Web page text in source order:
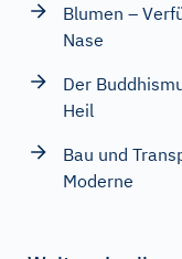
Blumen –
Nase
Der
Heil
Bau und
Moderne